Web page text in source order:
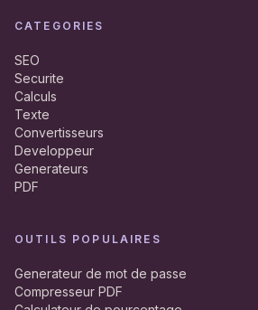
CATEGORIES
SEO
Securite
Calculs
Texte
Convertisseurs
Developpeur
Generateurs
PDF
OUTILS POPULAIRES
Generateur de mot de passe
Compresseur PDF